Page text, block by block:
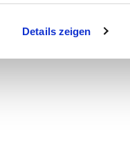
Details zeigen